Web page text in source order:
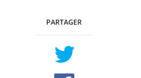
PARTAGER
TWITTER
FACEBOOK